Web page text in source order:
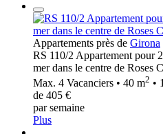
Appartements près de Girona
RS 110/2 Appartement pour
mer dans le centre de Roses
Max. 4 Vacanciers • 40 m2 •
de 405 €
par semaine
Plus